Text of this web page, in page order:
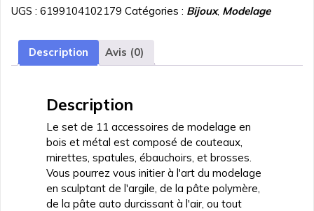
de
outils
UGS : 6199104102179 Catégories : Bijoux, Modelage
Description Avis (0)
Description
Le set de 11 accessoires de modelage en
bois et métal est composé de couteaux,
mirettes, spatules, ébauchoirs, et brosses.
Vous pourrez vous initier à l'art du modelage
en sculptant de l'argile, de la pâte polymère,
de la pâte auto durcissant à l'air, ou tout